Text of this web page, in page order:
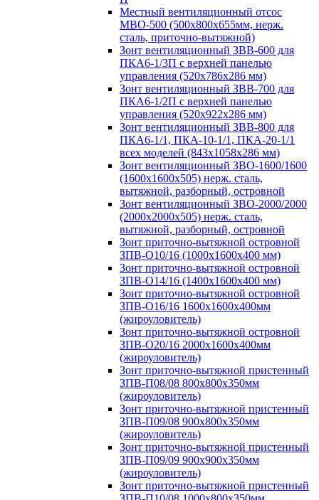
Местный вентиляционный отсос
МВО-500 (500х800х655мм, нерж.
сталь, приточно-вытяжной)
Зонт вентиляционный ЗВВ-600 для
ПКА6-1/3П с верхней панелью
управления (520х786х286 мм)
Зонт вентиляционный ЗВВ-700 для
ПКА6-1/2П с верхней панелью
управления (520х922х286 мм)
Зонт вентиляционный ЗВВ-800 для
ПКА6-1/1, ПКА-10-1/1, ПКА-20-1/1
всех моделей (843х1058х286 мм)
Зонт вентиляционный ЗВО-1600/1600
(1600х1600х505) нерж. сталь,
вытяжной, разборный, островной
Зонт вентиляционный ЗВО-2000/2000
(2000х2000х505) нерж. сталь,
вытяжной, разборный, островной
Зонт приточно-вытяжной островной
ЗПВ-О10/16 (1000х1600х400 мм)
Зонт приточно-вытяжной островной
ЗПВ-О14/16 (1400х1600х400 мм)
Зонт приточно-вытяжной островной
ЗПВ-О16/16 1600х1600х400мм
(жироуловитель)
Зонт приточно-вытяжной островной
ЗПВ-О20/16 2000х1600х400мм
(жироуловитель)
Зонт приточно-вытяжной пристенный
ЗПВ-П08/08 800х800х350мм
(жироуловитель)
Зонт приточно-вытяжной пристенный
ЗПВ-П09/08 900х800х350мм
(жироуловитель)
Зонт приточно-вытяжной пристенный
ЗПВ-П09/09 900х900х350мм
(жироуловитель)
Зонт приточно-вытяжной пристенный